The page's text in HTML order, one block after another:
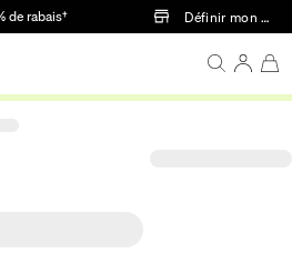
Passer au contenu principal
de rabais† Définir mon